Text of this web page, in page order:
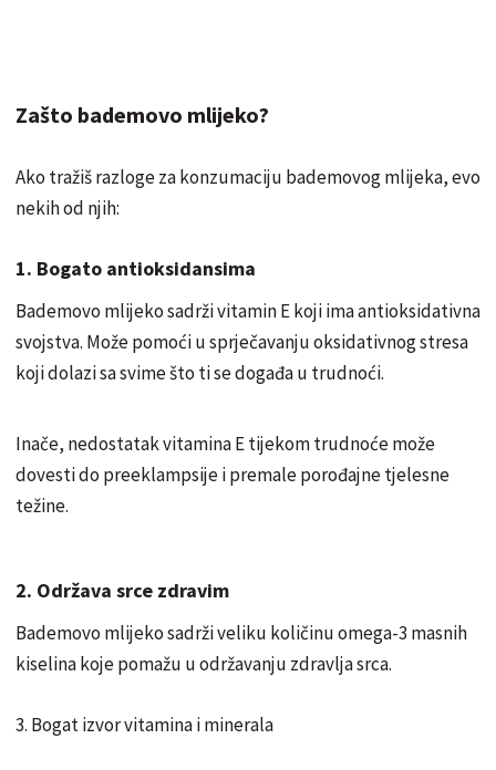
Zašto bademovo mlijeko?
Ako tražiš razloge za konzumaciju bademovog mlijeka, evo
nekih od njih:
1. Bogato antioksidansima
Bademovo mlijeko sadrži vitamin E koji ima antioksidativna
svojstva. Može pomoći u sprječavanju oksidativnog stresa
koji dolazi sa svime što ti se događa u trudnoći.
Inače, nedostatak vitamina E tijekom trudnoće može
dovesti do preeklampsije i premale porođajne tjelesne
težine.
2. Održava srce zdravim
Bademovo mlijeko sadrži veliku količinu omega-3 masnih
kiselina koje pomažu u održavanju zdravlja srca.
3. Bogat izvor vitamina i minerala